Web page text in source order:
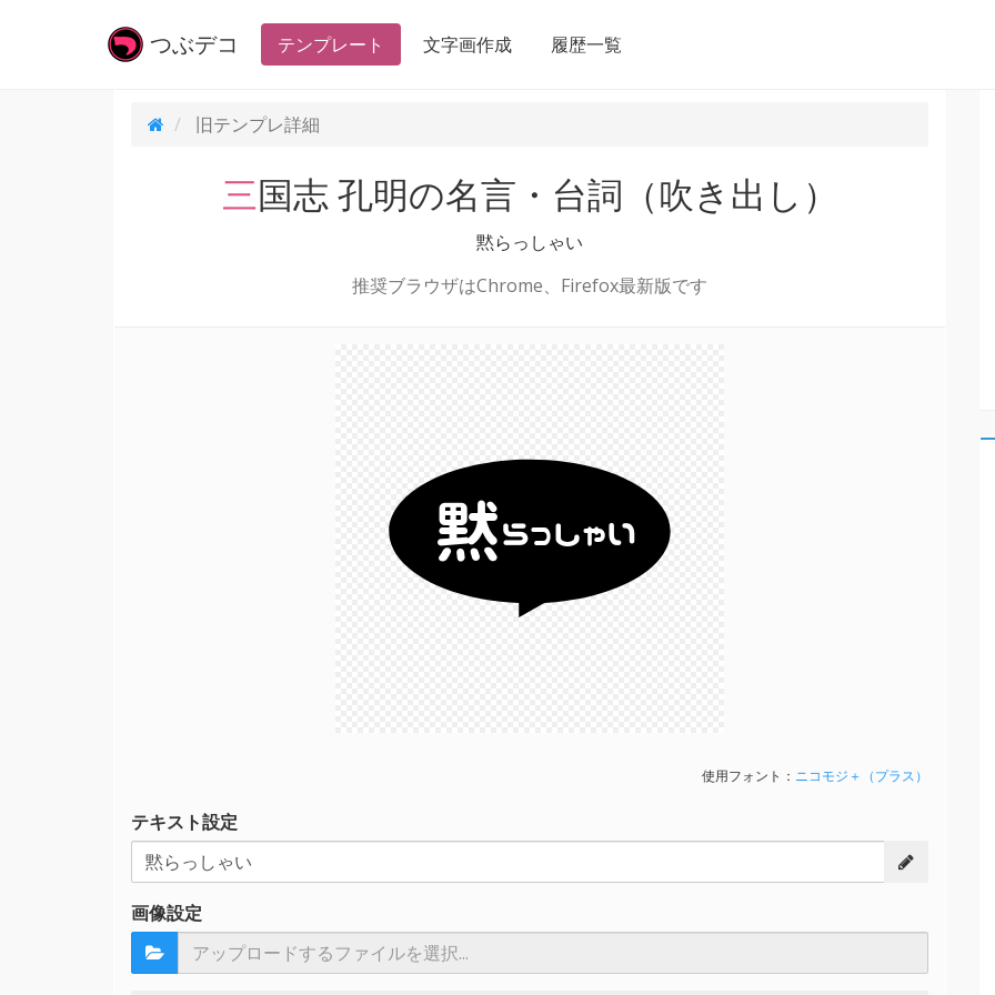
つぶデコ テンプレート 文字画作成 履歴一覧
旧テンプレ詳細
三国志 孔明の名言・台詞（吹き出し）
黙らっしゃい
推奨ブラウザはChrome、Firefox最新版です
黙らっしゃい
使用フォント： ニコモジ＋（プラス）
テキスト設定
画像設定